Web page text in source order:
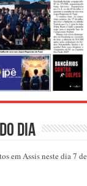
dia
em Assis neste dia 7 de